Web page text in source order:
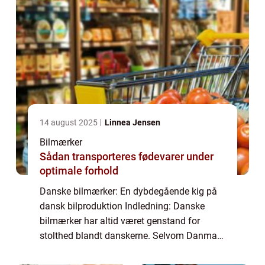
14 august 2025 Linnea Jensen
Bilmærker
Sådan transporteres fødevarer under
optimale forhold
Danske bilmærker: En dybdegående kig på
dansk bilproduktion Indledning: Danske
bilmærker har altid været genstand for
stolthed blandt danskerne. Selvom Danmark